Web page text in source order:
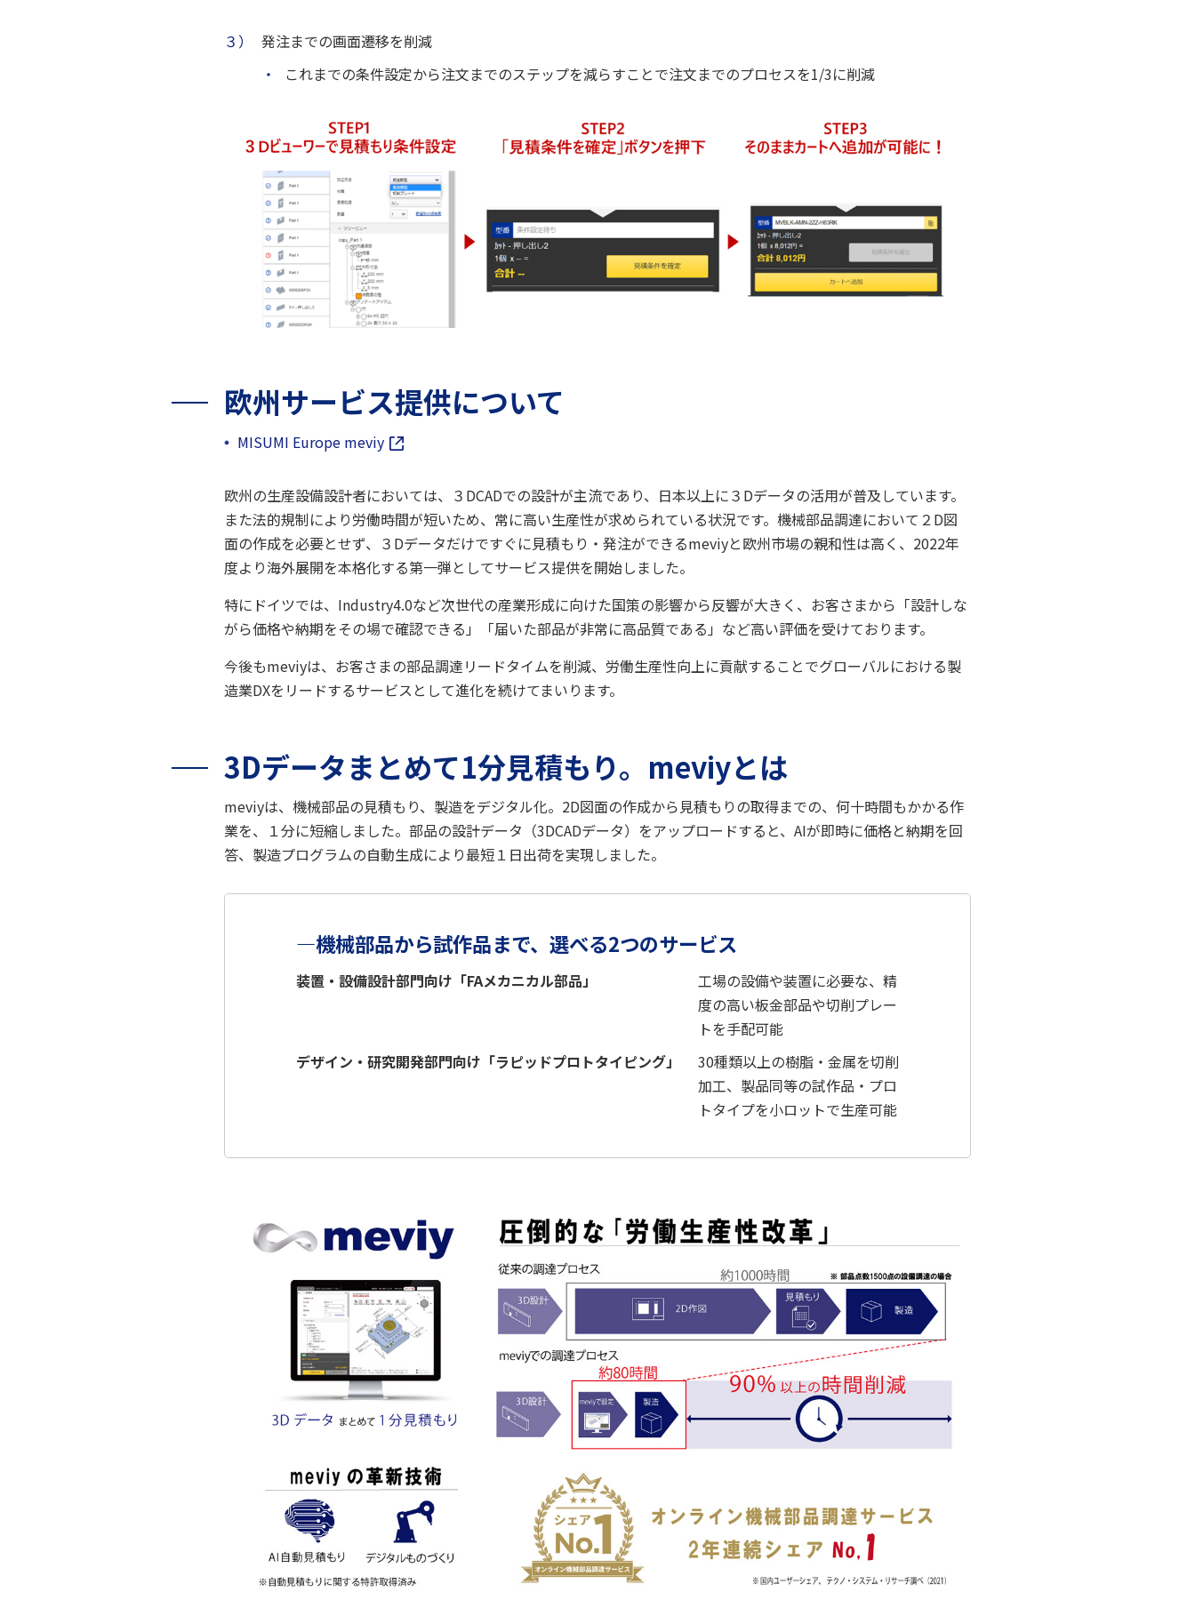
３）
発注までの画面遷移を削減
・
これまでの条件設定から注文までのステップを減らすことで注文までのプロセスを1/3に削減
欧州サービス提供について
MISUMI Europe meviy
欧州の生産設備設計者においては、３DCADでの設計が主流であり、日本以上に３Dデータの活用が普及しています。
また法的規制により労働時間が短いため、常に高い生産性が求められている状況です。機械部品調達において２D図
面の作成を必要とせず、３Dデータだけですぐに見積もり・発注ができるmeviyと欧州市場の親和性は高く、2022年
度より海外展開を本格化する第一弾としてサービス提供を開始しました。
特にドイツでは、Industry4.0など次世代の産業形成に向けた国策の影響から反響が大きく、お客さまから「設計しな
がら価格や納期をその場で確認できる」「届いた部品が非常に高品質である」など高い評価を受けております。
今後もmeviyは、お客さまの部品調達リードタイムを削減、労働生産性向上に貢献することでグローバルにおける製
造業DXをリードするサービスとして進化を続けてまいります。
3Dデータまとめて1分見積もり。meviyとは
meviyは、機械部品の見積もり、製造をデジタル化。2D図面の作成から見積もりの取得までの、何十時間もかかる作
業を、１分に短縮しました。部品の設計データ（3DCADデータ）をアップロードすると、AIが即時に価格と納期を回
答、製造プログラムの自動生成により最短１日出荷を実現しました。
―機械部品から試作品まで、選べる2つのサービス
装置・設備設計部門向け「FAメカニカル部品」
工場の設備や装置に必要な、精
度の高い板金部品や切削プレー
トを手配可能
デザイン・研究開発部門向け「ラピッドプロトタイピング」
30種類以上の樹脂・金属を切削
加工、製品同等の試作品・プロ
トタイプを小ロットで生産可能